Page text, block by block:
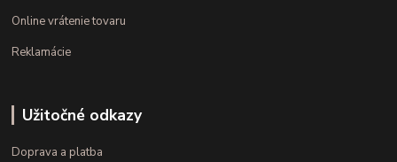
Online vrátenie tovaru
Reklamácie
Užitočné odkazy
Doprava a platba